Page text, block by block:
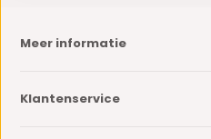
Meer informatie
Klantenservice